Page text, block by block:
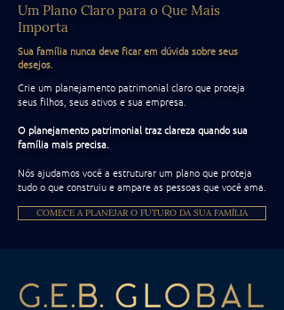
Um Plano Claro para o Que Mais
Importa
Sua família nunca deve ficar em dúvida sobre seus
desejos.
Crie um planejamento patrimonial claro que proteja
seus filhos, seus ativos e sua empresa.
O planejamento patrimonial traz clareza quando sua
família mais precisa.
Nós ajudamos você a estruturar um plano que proteja
tudo o que construiu e ampare as pessoas que você ama.
COMECE A PLANEJAR O FUTURO DA SUA FAMÍLIA